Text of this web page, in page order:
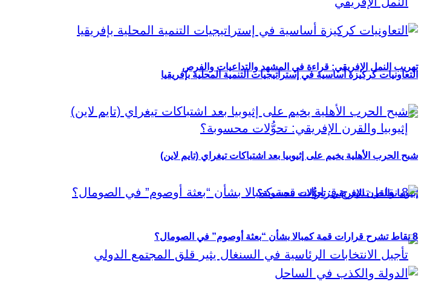
تهريب النمل الإفريقي: قراءة في المشهد والتداعيات والفرص
إثيوبيا والقرن الإفريقي: تحوُّلات محسوبة؟
التعاونيات كركيزة أساسية في إستراتيجيات التنمية المحلية بإفريقيا
شبح الحرب الأهلية يخيم على إثيوبيا بعد اشتباكات تيغراي (تايم لاين)
8 نقاط تشرح قرارات قمة كمبالا بشأن “بعثة أوصوم” في الصومال؟